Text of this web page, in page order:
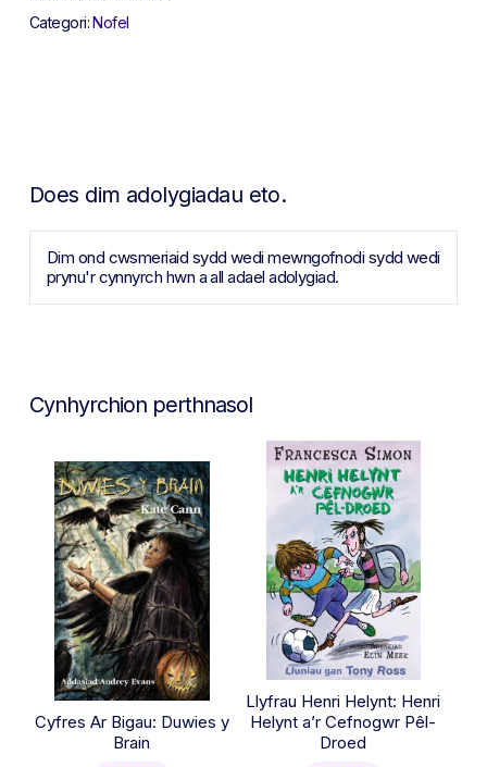
Categori:Nofel
Does dim adolygiadau eto.
Dim ond cwsmeriaid sydd wedi mewngofnodi sydd wedi
prynu'r cynnyrch hwn a all adael adolygiad.
Cynhyrchion perthnasol
Cyfres Ar Bigau: Duwies y
Brain
Llyfrau Henri Helynt: Henri
Helynt a’r Cefnogwr Pêl-
Droed